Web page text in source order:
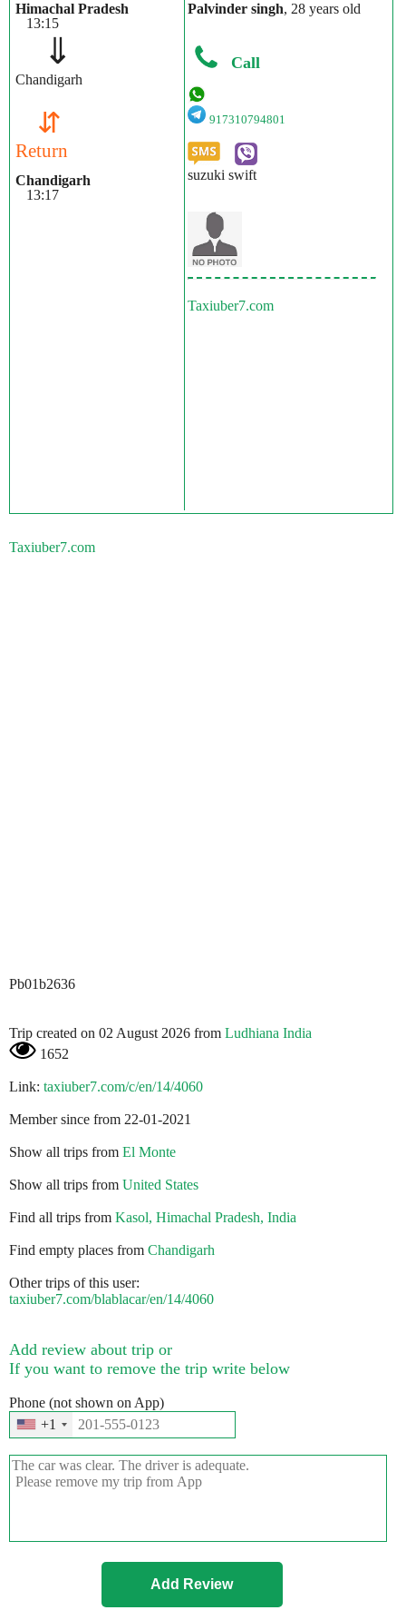
Himachal Pradesh
13:15
⇓
Chandigarh
⇵
Return
Chandigarh
13:17
Palvinder singh, 28 years old
Call
917310794801
suzuki swift
Taxiuber7.com
Taxiuber7.com
Pb01b2636
Trip created on 02 August 2026 from Ludhiana India
1652
Link: taxiuber7.com/c/en/14/4060
Member since from 22-01-2021
Show all trips from El Monte
Show all trips from United States
Find all trips from Kasol, Himachal Pradesh, India
Find empty places from Chandigarh
Other trips of this user:
taxiuber7.com/blablacar/en/14/4060
Add review about trip or
If you want to remove the trip write below
Phone (not shown on App)
+1